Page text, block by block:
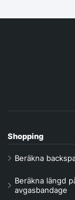
Shopping
Beräkna
Beräkna längd
avgasbandage